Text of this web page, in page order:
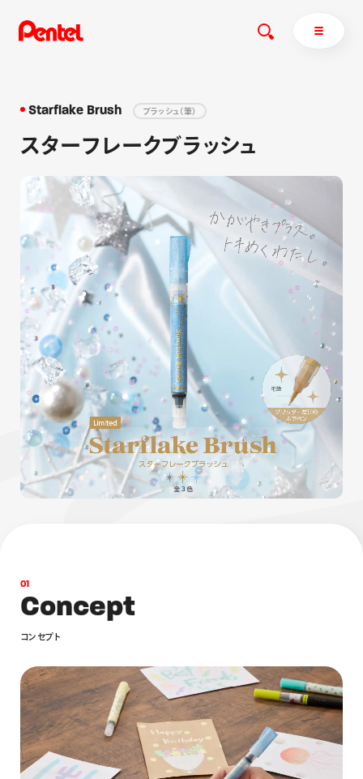
エナージェル サインペン オレンズ
商品を探す
商品を探すトップ
ボールペン
ペン
マーカー
シャープペン
消し具
ブラッシュ（筆）
画材
その他
ぺんてるについて
ぺんてるについてトップ
メッセージ
採用情報
運営会社
Starflake Brush ブラッシュ（筆）
スターフレークブラッシュ
01
Concept
コン セプ ト